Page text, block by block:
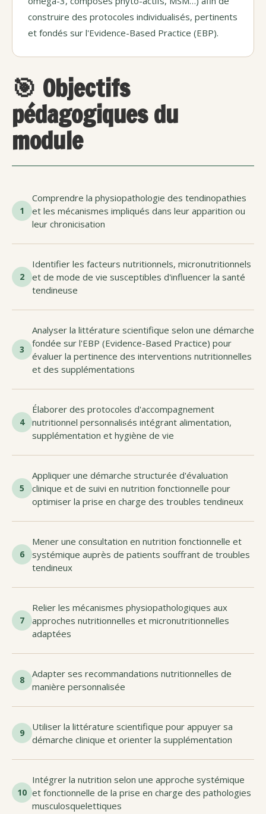
construire des protocoles individualisés, pertinents
et fondés sur l'Evidence-Based Practice (EBP).
🎯 Objectifs
pédagogiques du
module
1
Comprendre la physiopathologie des tendinopathies
et les mécanismes impliqués dans leur apparition ou
leur chronicisation
2
Identifier les facteurs nutritionnels, micronutritionnels
et de mode de vie susceptibles d'influencer la santé
tendineuse
3
Analyser la littérature scientifique selon une démarche
fondée sur l'EBP (Evidence-Based Practice) pour
évaluer la pertinence des interventions nutritionnelles
et des supplémentations
4
Élaborer des protocoles d'accompagnement
nutritionnel personnalisés intégrant alimentation,
supplémentation et hygiène de vie
5
Appliquer une démarche structurée d'évaluation
clinique et de suivi en nutrition fonctionnelle pour
optimiser la prise en charge des troubles tendineux
6
Mener une consultation en nutrition fonctionnelle et
systémique auprès de patients souffrant de troubles
tendineux
7
Relier les mécanismes physiopathologiques aux
approches nutritionnelles et micronutritionnelles
adaptées
8
Adapter ses recommandations nutritionnelles de
manière personnalisée
9
Utiliser la littérature scientifique pour appuyer sa
démarche clinique et orienter la supplémentation
10
Intégrer la nutrition selon une approche systémique
et fonctionnelle de la prise en charge des pathologies
musculosquelettiques